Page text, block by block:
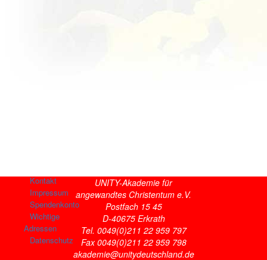
UNITY-Akademie für
angewandtes Christentum e.V.
Postfach 15 45
D-40675 Erkrath
Tel. 0049(0)211 22 959 797
Fax 0049(0)211 22 959 798
akademie@unitydeutschland.de
Kontakt
Impressum
Spendenkonto
Wichtige
Adressen
Datenschutz